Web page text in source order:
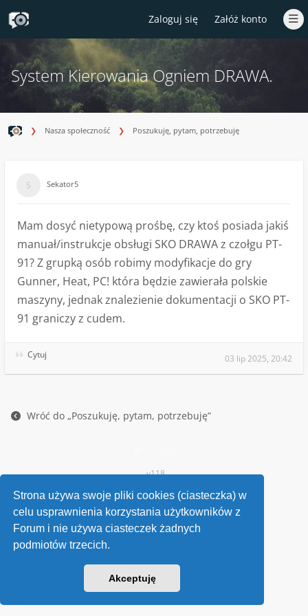
Strona używa swoje pliki cookies (ciasteczka) w
celu usprawnienia korzystania użytkowników z
Forum i nie używa ciasteczek żadnych
podmiotów trzecich.
Akceptuję
Zaloguj się Załóż konto
System Kierowania Ogniem DRAWA.
Nasza społeczność Poszukuję, pytam, potrzebuję
Sekator5
Mam dosyć nietypową prośbę, czy ktoś posiada jakiś
manuał/instrukcje obsługi SKO DRAWA z czołgu PT-
91? Z grupką osób robimy modyfikacje do gry
Gunner, Heat, PC! która będzie zawierała polskie
maszyny, jednak znalezienie dokumentacji o SKO PT-
91 graniczy z cudem.
Cytuj 03 lip 2025, 20:42
Wróć do „Poszukuję, pytam, potrzebuję”
v118
Powered by
phpBB® Forum Software © phpBB Limited